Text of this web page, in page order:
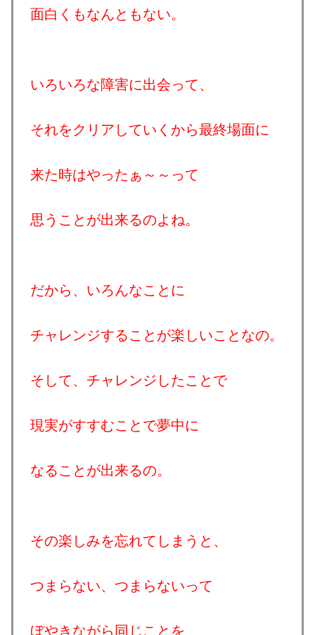
面白くもなんともない。
いろいろな障害に出会って、
それをクリアしていくから最終場面に
来た時はやったぁ～～って
思うことが出来るのよね。
だから、いろんなことに
チャレンジすることが楽しいことなの。
そして、チャレンジしたことで
現実がすすむことで夢中に
なることが出来るの。
その楽しみを忘れてしまうと、
つまらない、つまらないって
ぼやきながら同じことを